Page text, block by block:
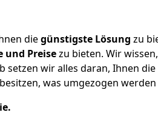
diegünstigste Lösung zu
und Preisezu bieten. Wir
wir alles daran, Ihnen
was umgezogen werden